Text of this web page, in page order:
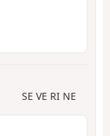
SE VE RI NE